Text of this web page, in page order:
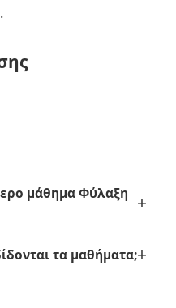
μάθημα Φύλαξη
τα μαθήματα;